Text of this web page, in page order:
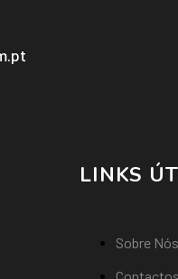
LINKS
Sobre Nós